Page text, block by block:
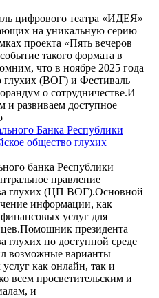
цифрового театра «ИДЕЯ»
на уникальную серию
проекта «Пять вечеров
такого формата в
что в ноябре 2025 года
глухих (ВОГ) и Фестиваль
о сотрудничестве.И
и развиваем доступное
Банка Республики
общество глухих
банка Республики
правление
глухих (ЦП ВОГ).Основной
информации, как
услуг для
президента
глухих по доступной среде
возможные варианты
как онлайн, так и
всем просветительским и
и